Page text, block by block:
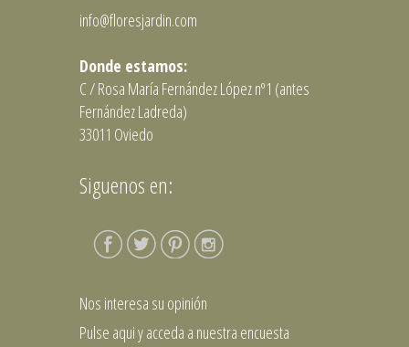
info@floresjardin.com
Donde estamos:
C / Rosa María Fernández López nº1 (antes
Fernández Ladreda)
33011 Oviedo
Siguenos en:
Nos interesa su opinión
Pulse aqui y acceda a nuestra encuesta